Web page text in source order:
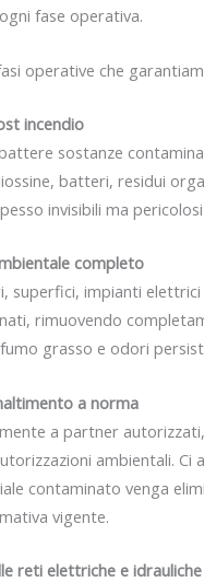
fase operativa.
operative che
incendio
sostanze
batteri, residui
invisibili ma
completo
superfici, impianti elettrici
rimuovendo
grasso e odori
a norma
a partner
ambientali. Ci
contaminato venga
vigente.
reti elettriche e idrauliche